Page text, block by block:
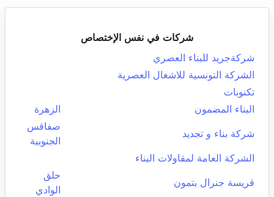
شركات في نفس الإختصاص
شركةجريد للبناء العصري
الشركة التونسية للاشغال العصرية
تكنوبات
البناء المضمون
الزهرة
شركة بناء و تجديد
صفاقس
الجنوبية
الشركة العامة لمقاولات البناء
قريسة جنرال بتمون
حلق
الوادي